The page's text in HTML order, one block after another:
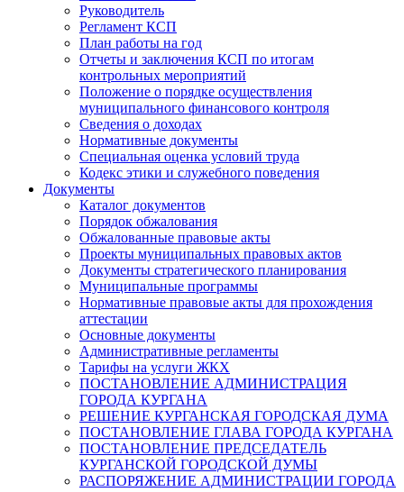
Руководитель
Регламент КСП
План работы на год
Отчеты и заключения КСП по итогам
контрольных мероприятий
Положение о порядке осуществления
муниципального финансового контроля
Сведения о доходах
Нормативные документы
Специальная оценка условий труда
Кодекс этики и служебного поведения
Документы
Каталог документов
Порядок обжалования
Обжалованные правовые акты
Проекты муниципальных правовых актов
Документы стратегического планирования
Муниципальные программы
Нормативные правовые акты для прохождения
аттестации
Основные документы
Административные регламенты
Тарифы на услуги ЖКХ
ПОСТАНОВЛЕНИЕ АДМИНИСТРАЦИЯ
ГОРОДА КУРГАНА
РЕШЕНИЕ КУРГАНСКАЯ ГОРОДСКАЯ ДУМА
ПОСТАНОВЛЕНИЕ ГЛАВА ГОРОДА КУРГАНА
ПОСТАНОВЛЕНИЕ ПРЕДСЕДАТЕЛЬ
КУРГАНСКОЙ ГОРОДСКОЙ ДУМЫ
РАСПОРЯЖЕНИЕ АДМИНИСТРАЦИИ ГОРОДА